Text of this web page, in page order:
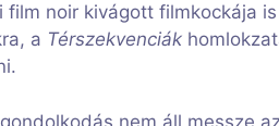
film noir kivágott filmkockája
a Térszekvenciák
nem áll messze